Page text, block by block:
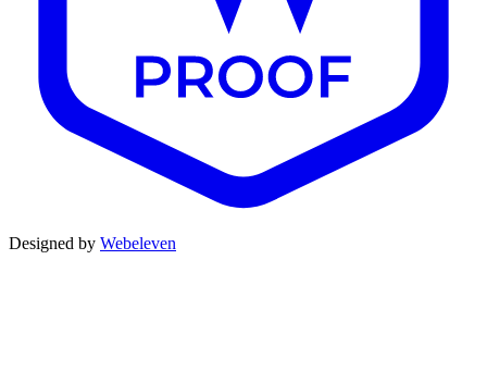
Designed by Webeleven